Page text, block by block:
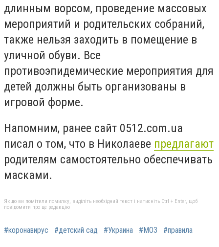
длинным ворсом, проведение массовых
мероприятий и родительских собраний,
также нельзя заходить в помещение в
уличной обуви. Все
противоэпидемические мероприятия для
детей должны быть организованы в
игровой форме.
Напомним, ранее сайт 0512.com.ua
писал о том, что в Николаеве предлагают
родителям самостоятельно обеспечивать
масками.
Якщо ви помітили помилку, виділіть необхідний текст і натисніть Ctrl + Enter, щоб
повідомити про це редакцію
#коронавирус #детский сад #Украина #МОЗ #правила